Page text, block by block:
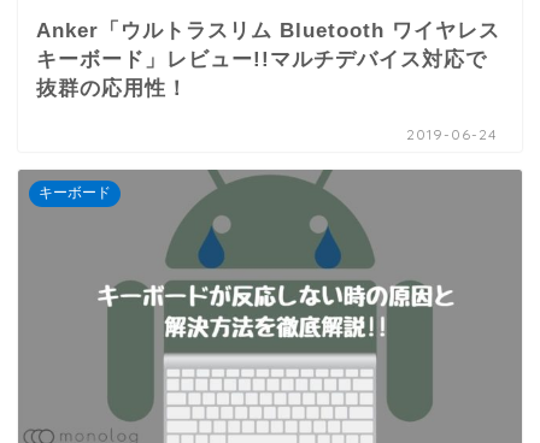
Anker「ウルトラスリム Bluetooth ワイヤレス
キーボード」レビュー!!マルチデバイス対応で
抜群の応用性！
2019-06-24
キーボード